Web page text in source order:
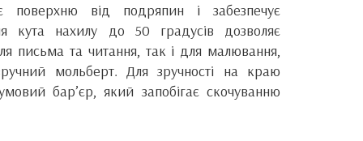
поверхню від подряпин і забезпечує
кута нахилу до 50 градусів дозволяє
письма та читання, так і для малювання,
мольберт. Для зручності на краю
бар’єр, який запобігає скочуванню